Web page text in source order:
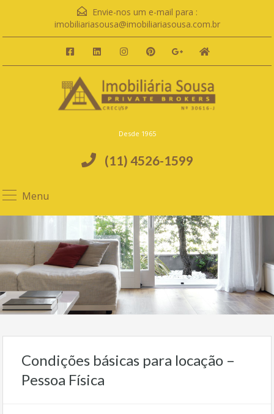
Envie-nos um e-mail para :
imobiliariasousa@imobiliariasousa.com.br
Desde 1965
(11) 4526-1599
Menu
Condições básicas para locação –
Pessoa Física